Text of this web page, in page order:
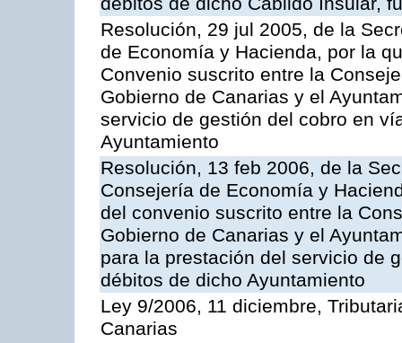
Resolución, 29 jul 2005, de la
de Economía y Hacienda, por la
Convenio suscrito entre la
Gobierno de Canarias y el
servicio de gestión del cobro en
Ayuntamiento
Resolución, 13 feb 2006, de la
Consejería de Economía y
del convenio suscrito entre la
Gobierno de Canarias y el
para la prestación del servicio de
débitos de dicho Ayuntamiento
Ley 9/2006, 11 diciembre,
Canarias